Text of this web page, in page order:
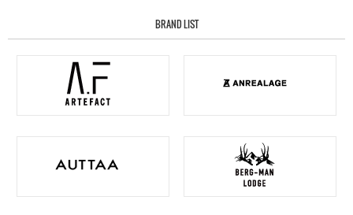
BRAND LIST